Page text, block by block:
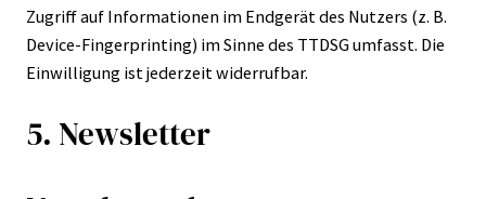
Zugriff auf Informationen im Endgerät des Nutzers (z. B.
Device-Fingerprinting) im Sinne des TTDSG umfasst. Die
Einwilligung ist jederzeit widerrufbar.
5. Newsletter